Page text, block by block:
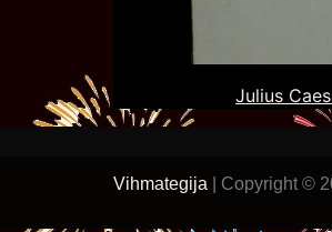
Julius
Vihmategija | Copyright ©